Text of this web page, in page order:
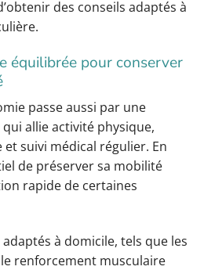
des conseils adaptés à
équilibrée pour conserver
passe aussi par une
allie activité physique,
suivi médical régulier. En
de préserver sa mobilité
rapide de certaines
à domicile, tels que les
renforcement musculaire